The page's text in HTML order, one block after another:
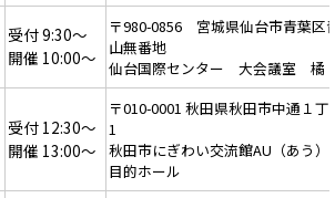
受付 9:30～
開催 10:00～
〒980-0856 宮城県仙台市青葉区
山無番地
仙台国際センター 大会議室 橘
受付 12:30～
開催 13:00～
〒010-0001 秋田県秋田市中通１丁
1
秋田市にぎわい交流館AU（あう
目的ホール